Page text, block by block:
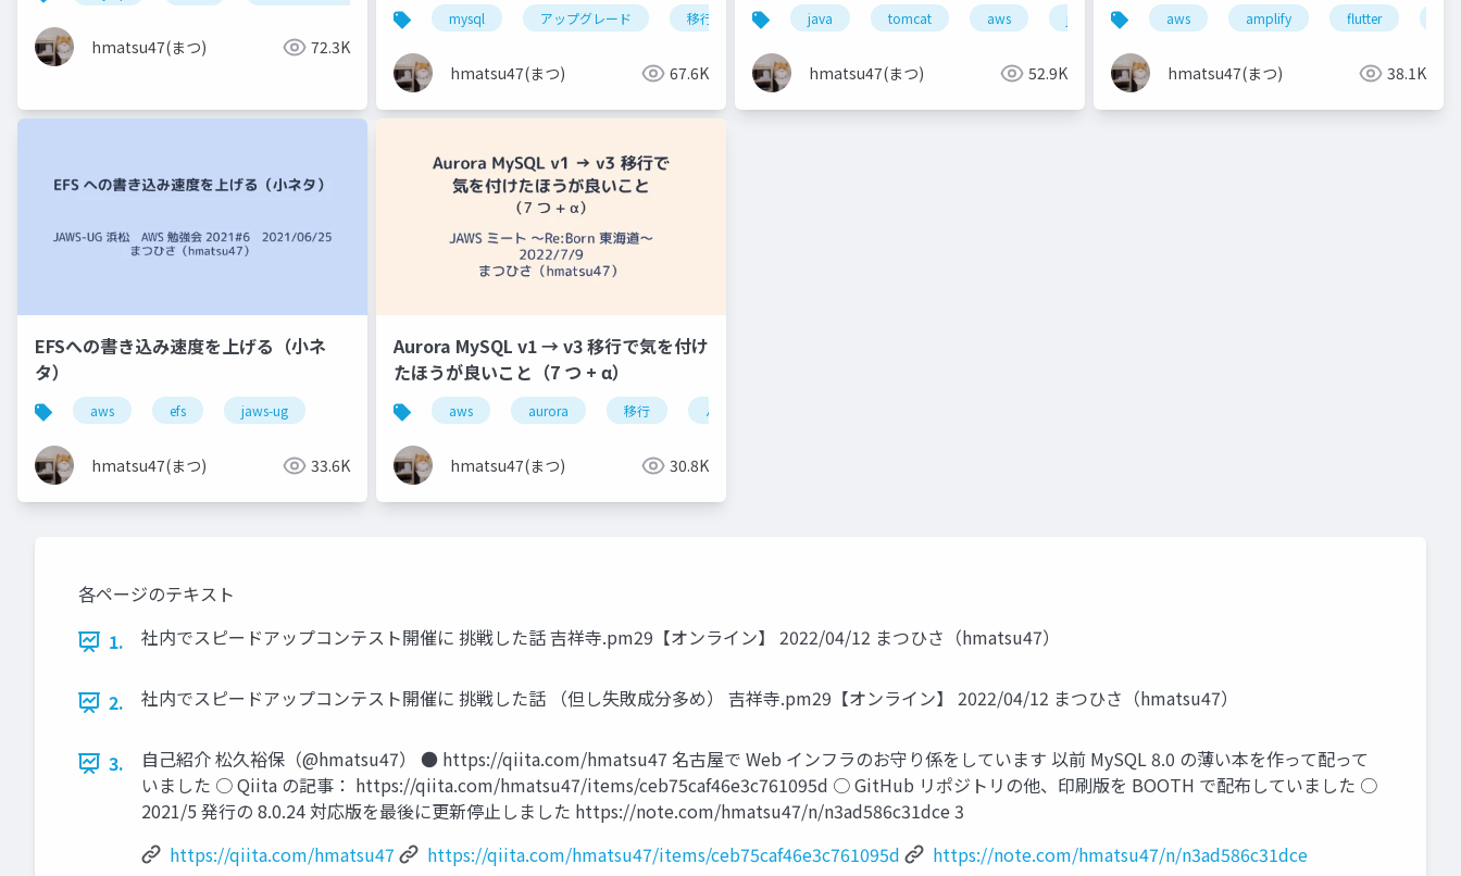
hmatsu47(まつ) 72.3K
mysql アップグレード 移行 リリースモデル
hmatsu47(まつ) 67.6K
イグレーションする話
java tomcat aws jaws-ug ecs fargate マイグレーション
hmatsu47(まつ) 52.9K
aws amplify flutter
hmatsu47(まつ) 38.1K
EFSへの書き込み速度を上げる（小ネ
タ）
aws efs jaws-ug
hmatsu47(まつ) 33.6K
Aurora MySQL v1 → v3 移行で気を付け
たほうが良いこと（7 つ + α）
aws aurora 移行 バージョンアップ
hmatsu47(まつ) 30.8K
各ページのテキスト
1.
社内でスピードアップコンテスト開催に 挑戦した話 吉祥寺.pm29【オンライン】 2022/04/12 まつひさ（hmatsu47）
2. 社内でスピードアップコンテスト開催に 挑戦した話 （但し失敗成分多め） 吉祥寺.pm29【オンライン】 2022/04/12 まつひさ（hmatsu47）
3.
自己紹介 松久裕保（@hmatsu47） ● https://qiita.com/hmatsu47 名古屋で Web インフラのお守り係をしています 以前 MySQL 8.0 の薄い本を作って配って
いました ○ Qiita の記事： https://qiita.com/hmatsu47/items/ceb75caf46e3c761095d ○ GitHub リポジトリの他、印刷版を BOOTH で配布していました ○
2021/5 発行の 8.0.24 対応版を最後に更新停止しました https://note.com/hmatsu47/n/n3ad586c31dce 3
https://qiita.com/hmatsu47
https://qiita.com/hmatsu47/items/ceb75caf46e3c761095d
https://note.com/hmatsu47/n/n3ad586c31dce